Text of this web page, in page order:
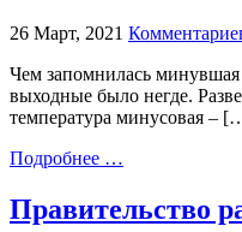
26 Март, 2021
Чем запомнилась минувшая
выходные было негде.
температура минусовая –
Подробнее …
Правительство